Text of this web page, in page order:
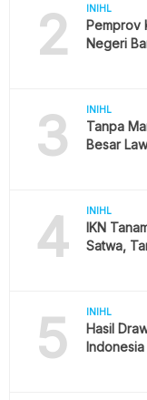
2 INIHL
Pemprov
Negeri
3 INIHL
Tanpa
Besar
4 INIHL
IKN
Satwa,
5 INIHL
Hasil